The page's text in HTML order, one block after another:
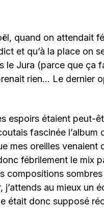
quand on attendait
et qu’à la place on
le Jura (parce que ça
rien… Le dernier
espoirs étaient peut-
fascinée
mes oreilles
fébrilement le mix
compositions sombres
au mieux un
était donc supposé